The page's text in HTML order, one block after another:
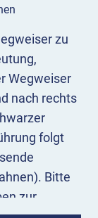
zu
Wegweiser
nach rechts
folgt
Bitte
zur